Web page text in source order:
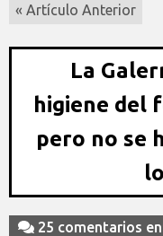
« Artículo Anterior
La
higiene del
pero no se
25 comentarios